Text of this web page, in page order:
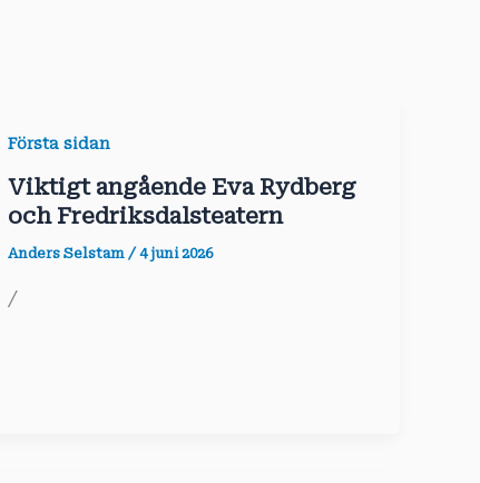
Första sidan
Viktigt angående Eva Rydberg
och Fredriksdalsteatern
Anders Selstam/4 juni 2026
/